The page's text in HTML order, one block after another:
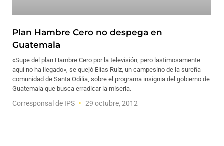
Plan Hambre Cero no despega en
Guatemala
«Supe del plan Hambre Cero por la televisión, pero lastimosamente
aquí no ha llegado», se quejó Elías Ruíz, un campesino de la sureña
comunidad de Santa Odilia, sobre el programa insignia del gobierno de
Guatemala que busca erradicar la miseria.
Corresponsal de IPS 29 octubre, 2012